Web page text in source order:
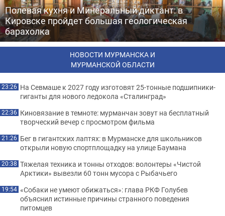
Полевая кухня и Минеральный диктант: в
Кировске пройдет большая геологическая
барахолка
НОВОСТИ МУРМАНСКА И
МУРМАНСКОЙ ОБЛАСТИ
23:26 На Севмаше к 2027 году изготовят 25-тонные подшипники-
гиганты для нового ледокола «Сталинград»
22:36 Киновязание в темноте: мурманчан зовут на бесплатный
творческий вечер с просмотром фильма
21:26 Бег в гигантских лаптях: в Мурманске для школьников
открыли новую спортплощадку на улице Баумана
20:38 Тяжелая техника и тонны отходов: волонтеры «Чистой
Арктики» вывезли 60 тонн мусора с Рыбачьего
19:54 «Собаки не умеют обижаться»: глава РКФ Голубев
объяснил истинные причины странного поведения
питомцев